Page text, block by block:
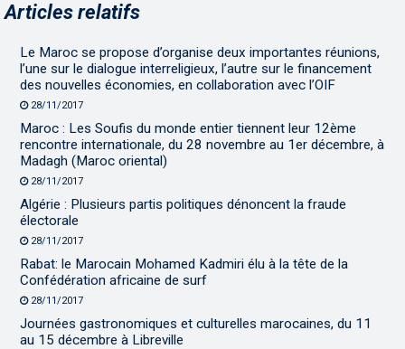
Articles relatifs
Le Maroc se propose d’organise deux importantes réunions,
l’une sur le dialogue interreligieux, l’autre sur le financement
des nouvelles économies, en collaboration avec l’OIF
28/11/2017
Maroc : Les Soufis du monde entier tiennent leur 12ème
rencontre internationale, du 28 novembre au 1er décembre, à
Madagh (Maroc oriental)
28/11/2017
Algérie : Plusieurs partis politiques dénoncent la fraude
électorale
28/11/2017
Rabat: le Marocain Mohamed Kadmiri élu à la tête de la
Confédération africaine de surf
28/11/2017
Journées gastronomiques et culturelles marocaines, du 11
au 15 décembre à Libreville